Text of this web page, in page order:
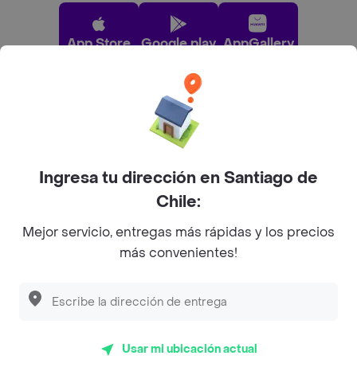
Descubre las PROMOCIONES que tenemos
App Store Google play AppGallery
Pide tu comida favorita cerca de ti
Categorías
2026 Rappi Inc. All rights reserved.
Ingresa tu dirección en Santiago de
Chile:
Mejor servicio, entregas más rápidas y los precios
más convenientes!
Usar mi ubicación actual